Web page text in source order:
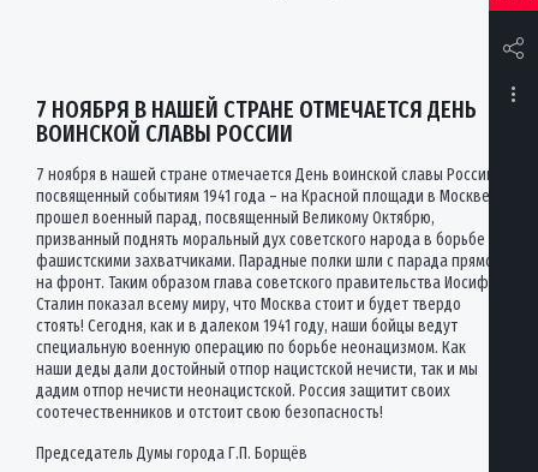
7 НОЯБРЯ В НАШЕЙ СТРАНЕ ОТМЕЧАЕТСЯ ДЕНЬ
ВОИНСКОЙ СЛАВЫ РОССИИ
7 ноября в нашей стране отмечается День воинской славы России,
посвященный событиям 1941 года – на Красной площади в Москве
прошел военный парад, посвященный Великому Октябрю,
призванный поднять моральный дух советского народа в борьбе с
фашистскими захватчиками. Парадные полки шли с парада прямо
на фронт. Таким образом глава советского правительства Иосиф
Сталин показал всему миру, что Москва стоит и будет твердо
стоять! Сегодня, как и в далеком 1941 году, наши бойцы ведут
специальную военную операцию по борьбе неонацизмом. Как
наши деды дали достойный отпор нацистской нечисти, так и мы
дадим отпор нечисти неонацистской. Россия защитит своих
соотечественников и отстоит свою безопасность!
Председатель Думы города Г.П. Борщёв